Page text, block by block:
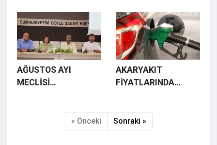
KALMADI”
İYİ HİZMETİ
VERİYORUZ”
AĞUSTOS AYI
MECLİSİ
AKARYAKIT
FİYATLARINDA
« Önceki Sonraki »